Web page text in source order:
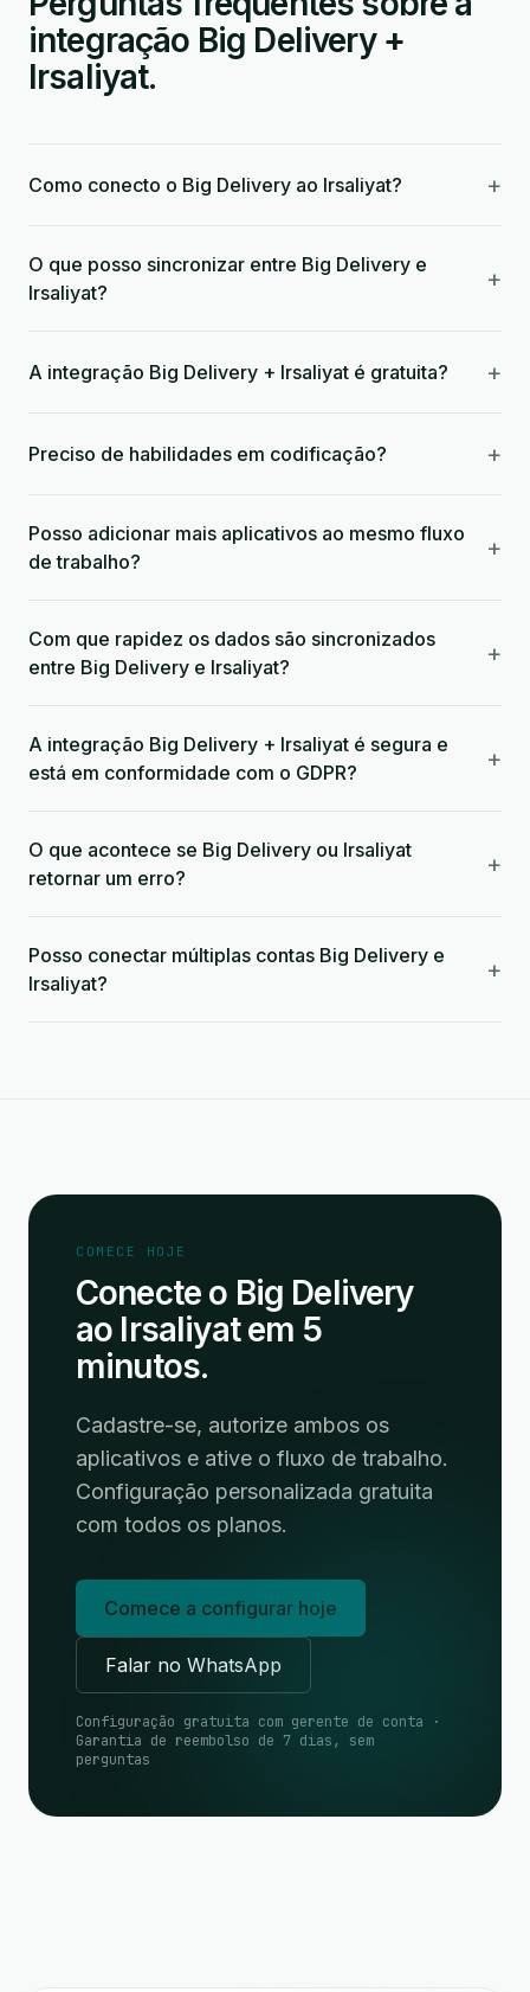
integração Big Delivery +
Irsaliyat.
Como conecto o Big Delivery ao Irsaliyat? +
O que posso sincronizar entre Big Delivery e
Irsaliyat?
+
A integração Big Delivery + Irsaliyat é gratuita? +
Preciso de habilidades em codificação? +
Posso adicionar mais aplicativos ao mesmo fluxo
de trabalho?
+
Com que rapidez os dados são sincronizados
entre Big Delivery e Irsaliyat?
+
A integração Big Delivery + Irsaliyat é segura e
está em conformidade com o GDPR?
+
O que acontece se Big Delivery ou Irsaliyat
retornar um erro?
+
Posso conectar múltiplas contas Big Delivery e
Irsaliyat?
+
COMECE HOJE
Conecte o Big Delivery
ao Irsaliyat em 5
minutos.
Cadastre-se, autorize ambos os
aplicativos e ative o fluxo de trabalho.
Configuração personalizada gratuita
com todos os planos.
Comece a configurar hoje
Falar no WhatsApp
Configuração gratuita com gerente de conta ·
Garantia de reembolso de 7 dias, sem
perguntas